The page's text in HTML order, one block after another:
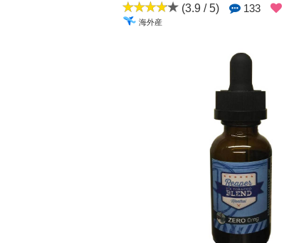
(3.9 / 5) 133
海外産